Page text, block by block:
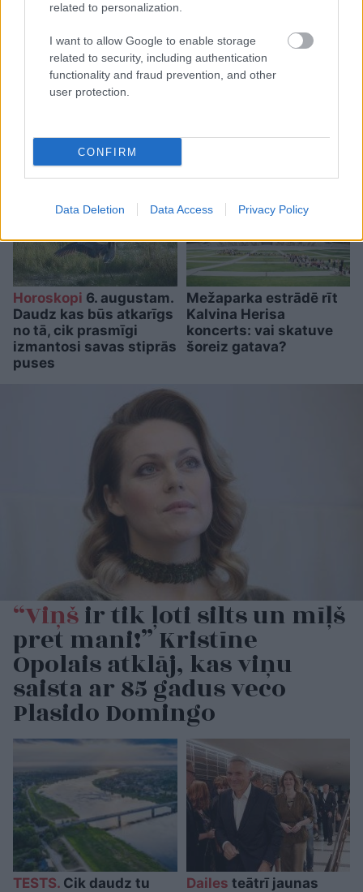
related to personalization.
I want to allow Google to enable storage
related to security, including authentication
functionality and fraud prevention, and other
user protection.
CONFIRM
Data Deletion Data Access Privacy Policy
“Tev pārbrauks ar tanku
pāri!” Kaspars Zāle Dailes
teātra skandāla laikā
saņēmis draudus
Horoskopi 6. augustam.
Daudz kas būs atkarīgs
no tā, cik prasmīgi
izmantosi savas stiprās
puses
Mežaparka estrādē rīt
Kalvina Herisa
koncerts: vai skatuve
šoreiz gatava?
“Viņšir tik ļoti silts un mīļš
pret mani!” Kristīne
Opolais atklāj, kas viņu
saista ar 85 gadus veco
Plasido Domingo
TESTS. Cik daudz tu
Dailes teātrī jaunas